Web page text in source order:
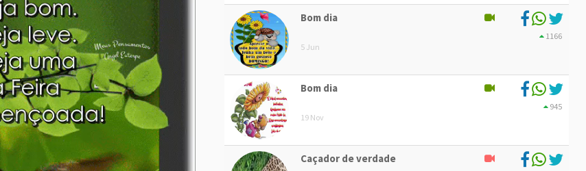
Bom dia
5 Jun
1166
Bom dia
19 Nov
945
Caçador de verdade